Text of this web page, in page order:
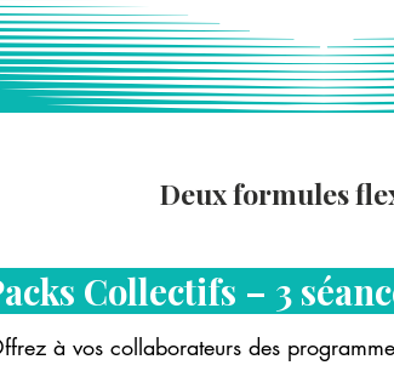
Deux formules
Collectifs – 3
à vos collaborateurs des